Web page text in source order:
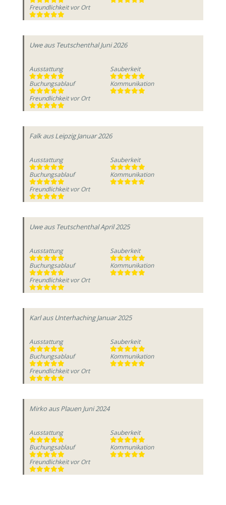
Freundlichkeit vor Ort
Uweaus Teutschenthal Juni 2026
Ausstattung
Sauberkeit
Buchungsablauf
Kommunikation
Freundlichkeit vor Ort
Falkaus Leipzig Januar 2026
Ausstattung
Sauberkeit
Buchungsablauf
Kommunikation
Freundlichkeit vor Ort
Uweaus TeutschenthalApril 2025
Ausstattung
Sauberkeit
Buchungsablauf
Kommunikation
Freundlichkeit vor Ort
Karlaus Unterhaching Januar 2025
Ausstattung
Sauberkeit
Buchungsablauf
Kommunikation
Freundlichkeit vor Ort
Mirko aus Plauen Juni 2024
Ausstattung
Sauberkeit
Buchungsablauf
Kommunikation
Freundlichkeit vor Ort